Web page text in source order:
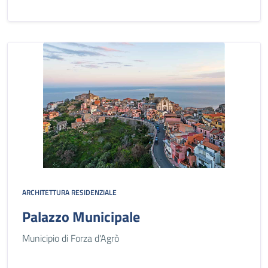
ARCHITETTURA RESIDENZIALE
Palazzo Municipale
Municipio di Forza d'Agrò